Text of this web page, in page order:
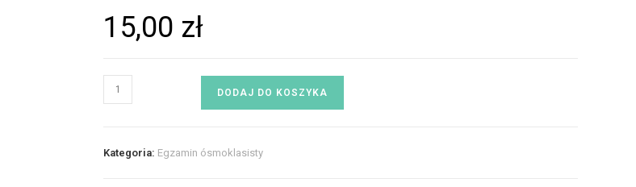
15,00 zł
DODAJ DO KOSZYKA
Kategoria: Egzamin ósmoklasisty